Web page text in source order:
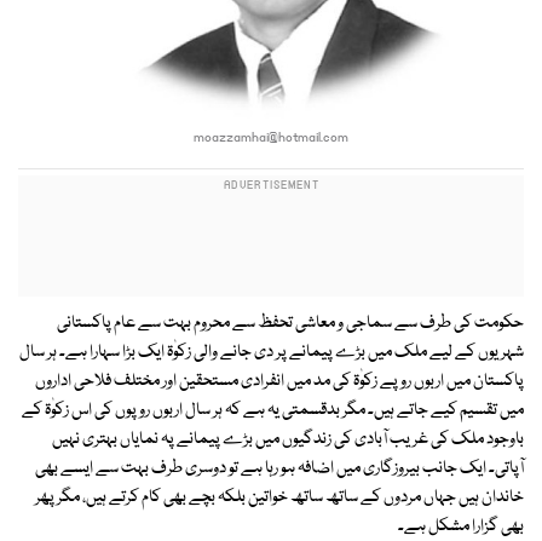
moazzamhai@hotmail.com
حکومت کی طرف سے سماجی و معاشی تحفظ سے محروم بہت سے عام پاکستانی
شہریوں کے لیے ملک میں بڑے پیمانے پر دی جانے والی زکوٰۃ ایک بڑا سہارا ہے۔ ہر سال
پاکستان میں اربوں روپے زکوٰۃ کی مد میں انفرادی مستحقین اور مختلف فلاحی اداروں
میں تقسیم کیے جاتے ہیں۔ مگر بدقسمتی یہ ہے کہ ہر سال اربوں روپوں کی اس زکوٰۃ کے
باوجود ملک کی غریب آبادی کی زندگیوں میں بڑے پیمانے پہ نمایاں بہتری نہیں
آپاتی۔ ایک جانب بیروزگاری میں اضافہ ہو رہا ہے تو دوسری طرف بہت سے ایسے بھی
خاندان ہیں جہاں مردوں کے ساتھ ساتھ خواتین بلکہ بچے بھی کام کرتے ہیں، مگر پھر
بھی گزارا مشکل ہے۔